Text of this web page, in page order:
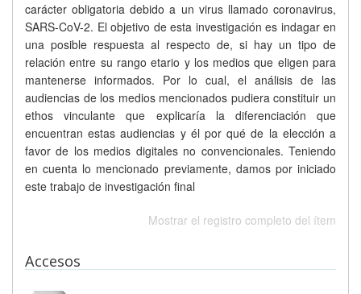
carácter obligatoria debido a un virus llamado coronavirus,
SARS-CoV-2. El objetivo de esta investigación es indagar en
una posible respuesta al respecto de, si hay un tipo de
relación entre su rango etario y los medios que eligen para
mantenerse informados. Por lo cual, el análisis de las
audiencias de los medios mencionados pudiera constituir un
ethos vinculante que explicaría la diferenciación que
encuentran estas audiencias y él por qué de la elección a
favor de los medios digitales no convencionales. Teniendo
en cuenta lo mencionado previamente, damos por iniciado
este trabajo de investigación final
Mostrar el registro completo del ítem
Accesos